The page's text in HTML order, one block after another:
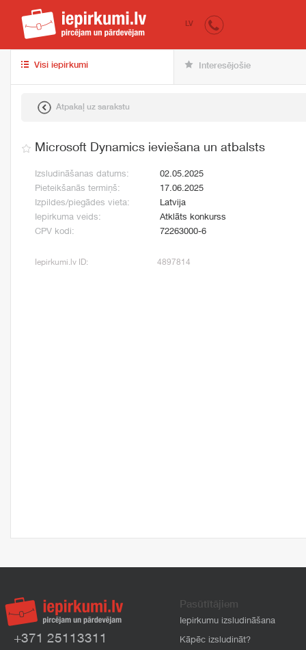
iepirkumi.lv
LV
Visi iepirkumi Interesējošie
Atpakaļ uz sarakstu
Microsoft Dynamics ieviešana un atbalsts
Izsludināšanas datums:
02.05.2025
Pieteikšanās termiņš:
17.06.2025
Izpildes/piegādes vieta:
Latvija
Iepirkuma veids:
Atklāts konkurss
CPV kodi:
72263000-6
Iepirkumi.lv ID: 4897814
+371 25113311
Pasūtītājiem
Iepirkumu izsludināšana
Kāpēc izsludināt?